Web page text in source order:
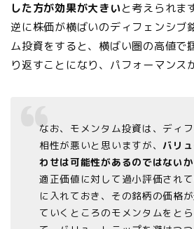
した方が効果が大きいと考えられま
逆に株価が横ばいのディフェンシブ
ム投資をすると、横ばい圏の高値で
り返すことになり、パフォーマンス
なお、モメンタム投資は、ディ
相性が悪いと思いますが、 バリ
わせは可能性があるのではないか
適正価値に対して過小評価され
に入れておき、その銘柄の価格
ていくところのモメンタムをと